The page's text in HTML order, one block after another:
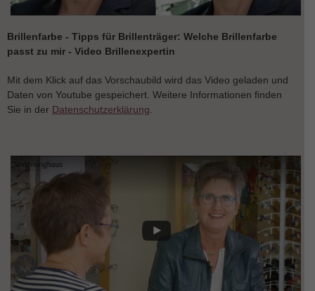
Brillenfarbe - Tipps für Brillenträger: Welche Brillenfarbe
passt zu mir - Video Brillenexpertin
Mit dem Klick auf das Vorschaubild wird das Video geladen und
Daten von Youtube gespeichert. Weitere Informationen finden
Sie in der Datenschutzerklärung.